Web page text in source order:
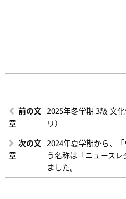
前の文
章
2025年冬学期 3級 文
リ）
次の文
章
2024年夏学期から、
う名称は「ニュース
ました。